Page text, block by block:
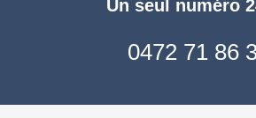
Un seul numéro
0472 71 86